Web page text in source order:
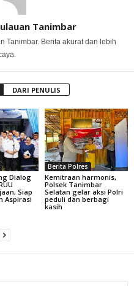
Tanimbar
Tanimbar. Berita akurat dan lebih
DARI PENULIS
Dialog
Siap
Aspirasi
Berita Polres
Kemitraan harmonis,
Polsek Tanimbar
Selatan gelar aksi Polri
peduli dan berbagi
kasih